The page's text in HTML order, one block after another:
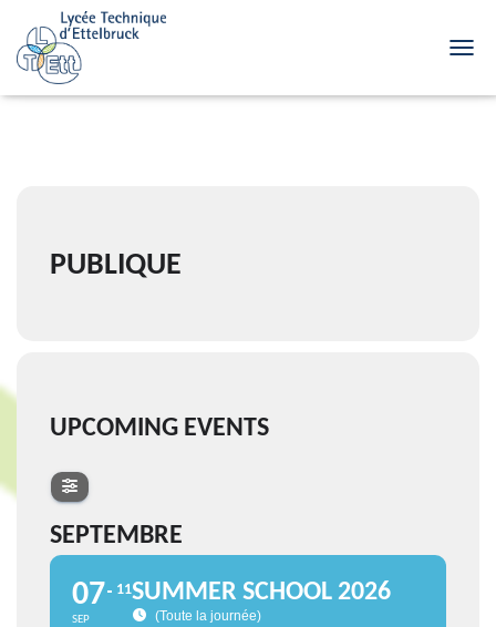
PUBLIQUE
UPCOMING EVENTS
SEPTEMBRE
07
SEP
11SUMMER SCHOOL 2026
(Toute la journée)